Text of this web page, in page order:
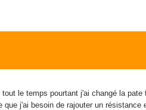
le temps pourtant j'ai changé la
j'ai besoin de rajouter un